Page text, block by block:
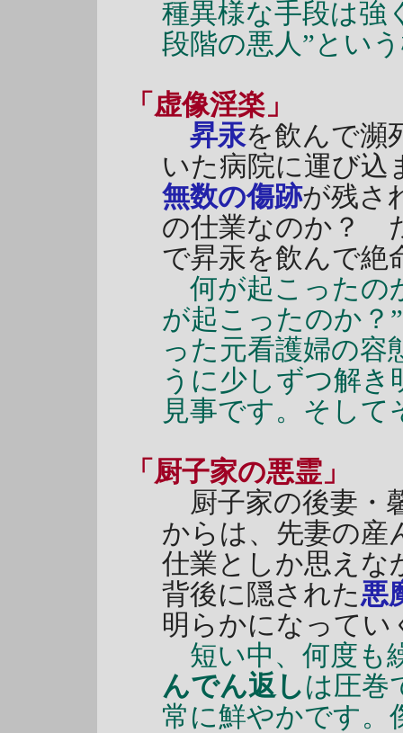
種異様な手段は強
段階の悪人”とい
「虚像淫楽」
昇汞を飲んで瀕
いた病院に運び込
無数の傷跡が残さ
の仕業なのか？
で昇汞を飲んで
何が起こったの
が起こったのか？
った元看護婦の容
うに少しずつ解
見事です。そして
「厨子家の悪霊」
厨子家の後妻・
からは、先妻の産
仕業としか思えな
背後に隠された悪
明らかになって
短い中、何度も
んでん返しは圧巻
常に鮮やかです。